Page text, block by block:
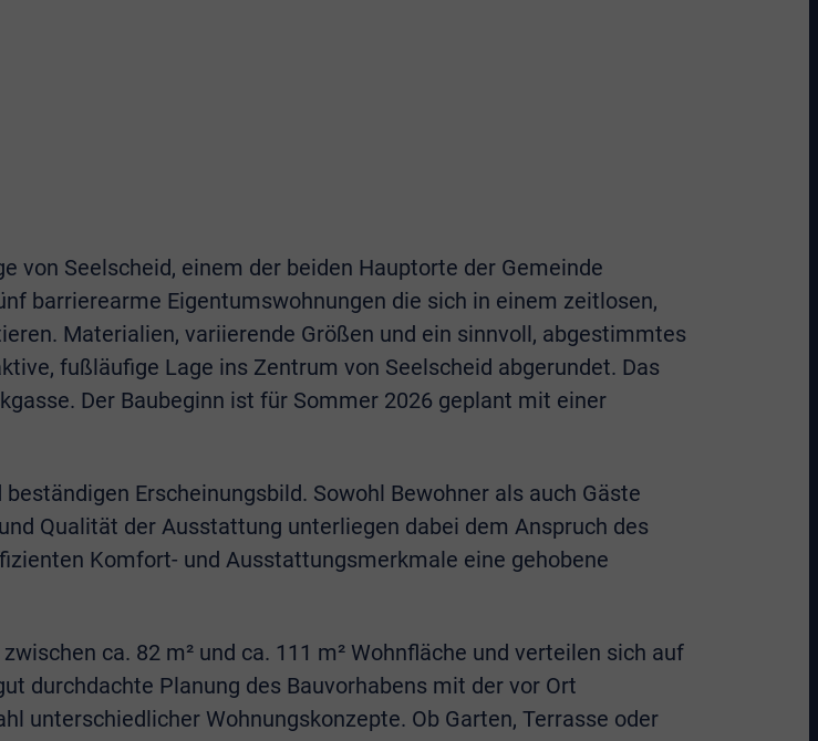
von Seelscheid, einem der beiden Hauptorte der Gemeinde
barrierearme Eigentumswohnungen die sich in einem zeitlosen,
Materialien, variierende Größen und ein sinnvoll, abgestimmtes
fußläufige Lage ins Zentrum von Seelscheid abgerundet. Das
Der Baubeginn ist für Sommer 2026 geplant mit einer
Erscheinungsbild. Sowohl Bewohner als auch Gäste
Qualität der Ausstattung unterliegen dabei dem Anspruch des
Komfort- und Ausstattungsmerkmale eine gehobene
ca. 82 m² und ca. 111 m² Wohnfläche und verteilen sich auf
durchdachte Planung des Bauvorhabens mit der vor Ort
unterschiedlicher Wohnungskonzepte. Ob Garten, Terrasse oder